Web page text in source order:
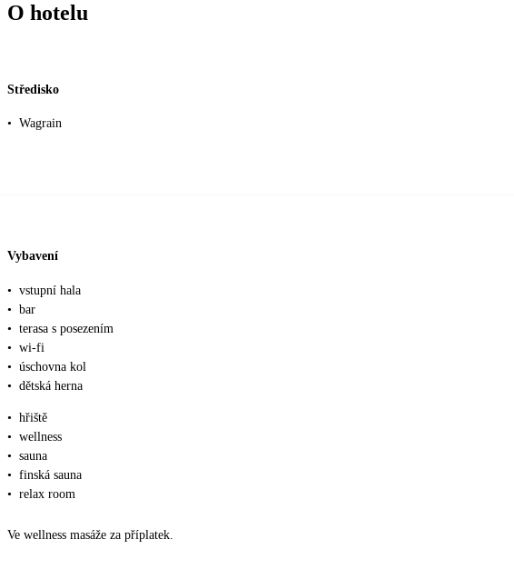
O hotelu
Středisko
• Wagrain
Vybavení
• vstupní hala
• bar
• terasa s posezením
• wi-fi
• úschovna kol
• dětská herna
• hřiště
• wellness
• sauna
• finská sauna
• relax room
Ve wellness masáže za příplatek.